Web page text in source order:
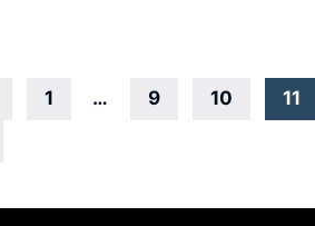
1 … 9 10 11